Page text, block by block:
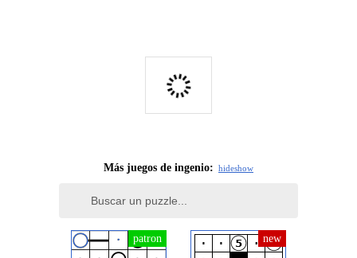
Más juegos de ingenio: hideshow